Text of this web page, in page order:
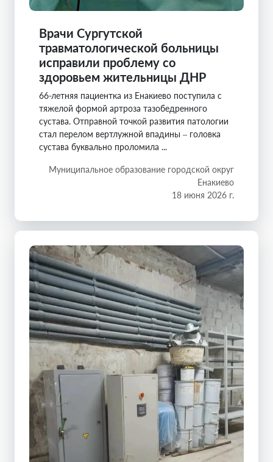
Врачи Сургутской
травматологической больницы
исправили проблему со
здоровьем жительницы ДНР
66-летняя пациентка из Енакиево поступила с
тяжелой формой артроза тазобедренного
сустава. Отправной точкой развития патологии
стал перелом вертлужной впадины – головка
сустава буквально проломила ...
Муниципальное образование городской округ
Енакиево
18 июня 2026 г.